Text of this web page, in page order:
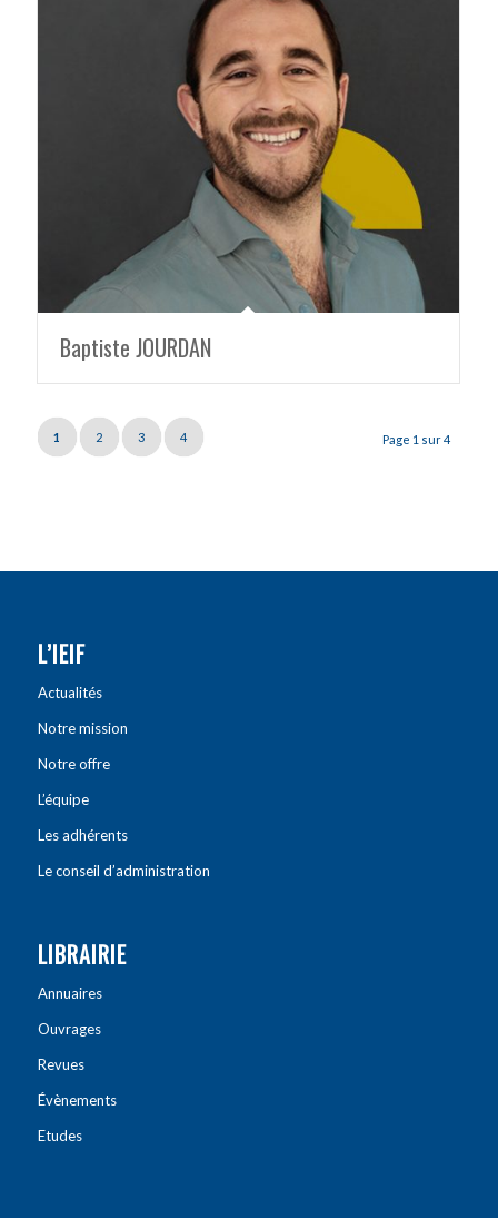
Baptiste JOURDAN
Page 1 sur 4
1 2 3 4
L’IEIF
Actualités
Notre mission
Notre offre
L’équipe
Les adhérents
Le conseil d’administration
LIBRAIRIE
Annuaires
Ouvrages
Revues
Évènements
Etudes